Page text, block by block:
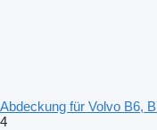
Abdeckung für Volvo B6,
4